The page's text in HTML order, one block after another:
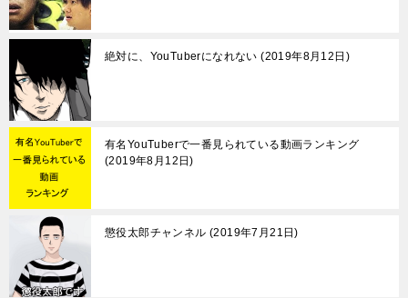
絶対に、YouTuberになれない 2019年8月12日
有名YouTuberで一番見られている動画ランキング
2019年8月12日
懲役太郎チャンネル 2019年7月21日